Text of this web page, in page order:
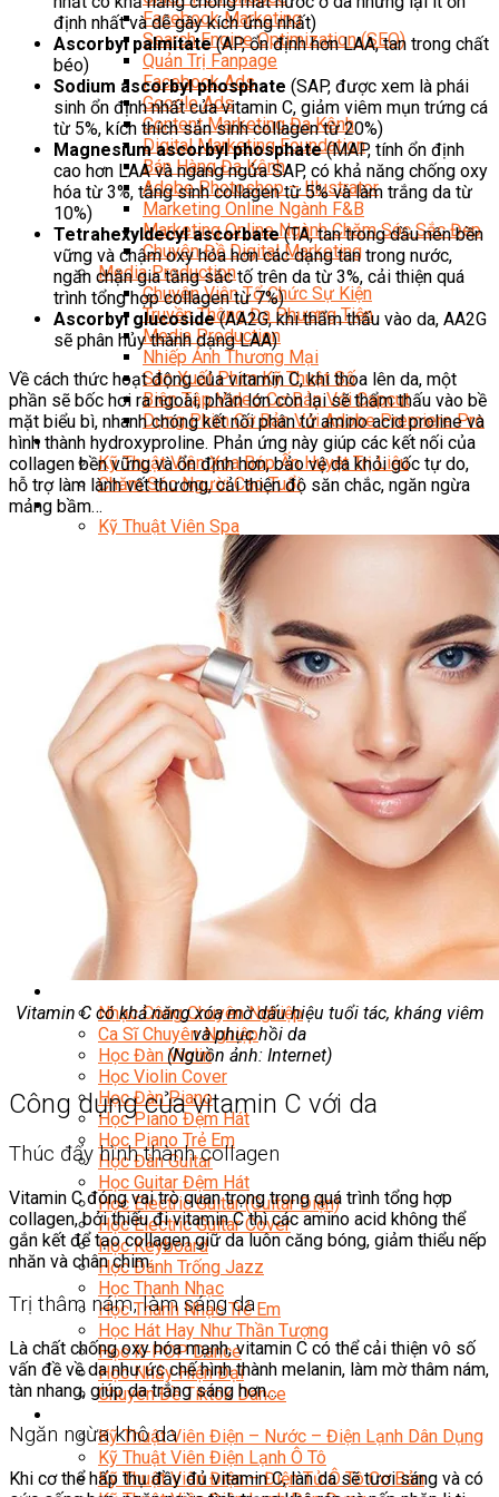
Facebook Marketing
Search Engine Optimization (SEO)
Quản Trị Fanpage
Facebook Ads
Google Ads
Content Marketing Đa Kênh
Digital Marketing Foundation
Bán Hàng Đa Kênh
Adobe Photoshop – Illustrator
Marketing Online Ngành F&B
Marketing Online Ngành Chăm Sóc Sắc Đẹp
Chuyên Đề Digital Marketing
Media Production
Chuyên Viên Tổ Chức Sự Kiện
Truyền Thông Đa Phương Tiện
Media Production
Nhiếp Ảnh Thương Mại
Sản Xuất Phim Kỹ Thuật Số
Biên Tập Video Cơ Bản Với Capcut
Dựng Phim Cơ Bản Với Adobe Premiere Pro
Sức Khỏe
Kỹ Thuật Viên Xoa Bóp Ấn Huyệt Trị Liệu
Chăm Sóc Người Cao Tuổi
Sắc Đẹp
Kỹ Thuật Viên Spa
Khởi Sự Kinh Doanh Spa và Salon
Kinh Doanh Chuỗi và Nhượng Quyền Spa, Salon
Chăm Sóc Và Điều Trị Da
Chuyên Viên Trang Điểm
Trang Điểm Cô Dâu
Phun Xăm Thẩm Mỹ
Kỹ Thuật Tạo Sợi Hairstroke
Barber Chuyên Nghiệp
Kỹ Thuật Chải Bới Tóc Chuyên Nghiệp
Quản Lý Hair Salon Chuyên Nghiệp
Nối Mi Chuyên Nghiệp
Quản Lý Nail Salon Chuyên Nghiệp
Kỹ Thuật Nhuộm – Uốn – Duỗi
Nail Salon Định Cư
Kinh Doanh Nail Box
Train The Trainer – Chuyên Ngành Nail
Chăm Sóc Mẹ Và Bé
Gội Đầu Dưỡng Sinh Và Massage Thư Giãn
Marketing Online Ngành Chăm Sóc Sắc Đẹp
Chuyên Đề Chăm Sóc Sắc Đẹp
Nhạc Công Chuyên Nghiệp
Ca Sĩ Chuyên Nghiệp
Học Đàn Violin
Học Violin Cover
Học Đàn Piano
Học Piano Đệm Hát
Học Piano Trẻ Em
Học Đàn Guitar
Học Guitar Đệm Hát
Học Electric Guitar (Guitar Điện)
Học Electric Guitar Cover
Học Keyboard
Học Đánh Trống Jazz
Học Thanh Nhạc
Học Thanh Nhạc Trẻ Em
Học Hát Hay Như Thần Tượng
Học K-POP Dance
Học Nhảy Hiện Đại
Chuyên Đề Tiktok Dance
Kỹ Thuật Viên Điện – Nước – Điện Lạnh Dân Dụng
Kỹ Thuật Viên Điện Lạnh Ô Tô
Kỹ Thuật Viên Điện – Điện Tử Ô Tô Cơ Bản
định nhất và dễ gây kích ứng nhất)
Ascorbyl palmitate(AP, ổn định hơn LAA, tan trong chất
béo)
Sodium ascorbyl phosphate (SAP, được xem là phái
sinh ổn định nhất của vitamin C, giảm viêm mụn trứng cá
từ 5%, kích thích sản sinh collagen từ 20%)
Magnesium ascorbyl phosphate(MAP, tính ổn định
cao hơn LAA và ngang ngửa SAP, có khả năng chống oxy
hóa từ 3%, tăng sinh collagen từ 5% và làm trắng da từ
10%)
Tetrahexyldecyl ascorbate(TA, tan trong dầu nên bền
vững và chậm oxy hóa hơn các dạng tan trong nước,
ngăn chặn gia tăng sắc tố trên da từ 3%, cải thiện quá
trình tổng hợp collagen từ 7%)
Ascorbyl glucoside(AA2G, khi thẩm thấu vào da, AA2G
sẽ phân hủy thành dạng LAA)
Về cách thức hoạt động của vitamin C, khi thoa lên da, một
phần sẽ bốc hơi ra ngoài, phần lớn còn lại sẽ thẩm thấu vào bề
mặt biểu bì, nhanh chóng kết nối phân tử amino acid proline và
hình thành hydroxyproline. Phản ứng này giúp các kết nối của
collagen bền vững và ổn định hơn, bảo vệ da khỏi gốc tự do,
hỗ trợ làm lành vết thương, cải thiện độ săn chắc, ngăn ngừa
mảng bầm…
Vitamin C có khả năng xóa mờ dấu hiệu tuổi tác, kháng viêm
và phục hồi da
(Nguồn ảnh: Internet)
Công dụng của vitamin C với da
Thúc đẩy hình thành collagen
Vitamin C đóng vai trò quan trọng trong quá trình tổng hợp
collagen, bởi thiếu đi vitamin C thì các amino acid không thể
gắn kết để tạo collagen giữ da luôn căng bóng, giảm thiểu nếp
nhăn và chân chim.
Trị thâm nám, làm sáng da
Là chất chống oxy hóa mạnh, vitamin C có thể cải thiện vô số
vấn đề về da như ức chế hình thành melanin, làm mờ thâm nám,
tàn nhang, giúp da trắng sáng hơn…
Ngăn ngừa khô da
Khi cơ thể hấp thụ đầy đủ vitamin C, làn da sẽ tươi sáng và có